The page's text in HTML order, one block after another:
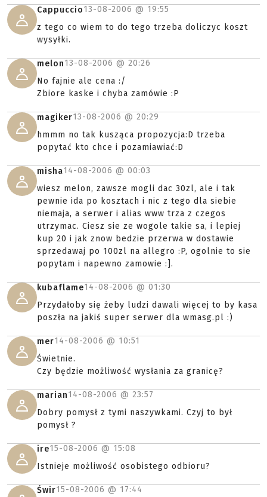
Cappuccio13-08-2006 @ 19:55
z tego co wiem to do tego trzeba doliczyc koszt
wysyłki.
melon13-08-2006 @ 20:26
No fajnie ale cena :/
Zbiore kaske i chyba zamówie :P
magiker13-08-2006 @ 20:29
hmmm no tak kusząca propozycja:D trzeba
popytać kto chce i pozamiawiać:D
misha14-08-2006 @ 00:03
wiesz melon, zawsze mogli dac 30zl, ale i tak
pewnie ida po kosztach i nic z tego dla siebie
niemaja, a serwer i alias www trza z czegos
utrzymac. Ciesz sie ze wogole takie sa, i lepiej
kup 20 i jak znow bedzie przerwa w dostawie
sprzedawaj po 100zl na allegro :P, ogolnie to sie
popytam i napewno zamowie :].
kubaflame14-08-2006 @ 01:30
Przydałoby się żeby ludzi dawali więcej to by kasa
poszła na jakiś super serwer dla wmasg.pl :)
mer14-08-2006 @ 10:51
Świetnie.
Czy będzie możliwość wysłania za granicę?
marian14-08-2006 @ 23:57
Dobry pomysł z tymi naszywkami. Czyj to był
pomysł ?
ire15-08-2006 @ 15:08
Istnieje możliwość osobistego odbioru?
Świr15-08-2006 @ 17:44